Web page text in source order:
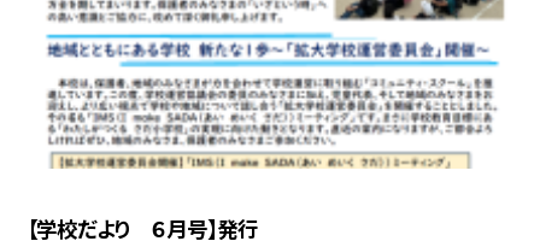
【学校だより ６月号】発行